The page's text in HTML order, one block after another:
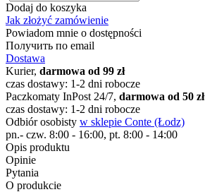
Dodaj do koszyka
Jak złożyć zamówienie
Powiadom mnie o dostępności
Получить по email
Dostawa
Kurier, darmowa od 99 zł
czas dostawy: 1-2 dni robocze
Paczkomaty InPost 24/7, darmowa od 50 zł
czas dostawy: 1-2 dni robocze
Odbiór osobisty w sklepie Conte (Łodz)
pn.- czw. 8:00 - 16:00, pt. 8:00 - 14:00
Opis produktu
Opinie
Pytania
O produkcie